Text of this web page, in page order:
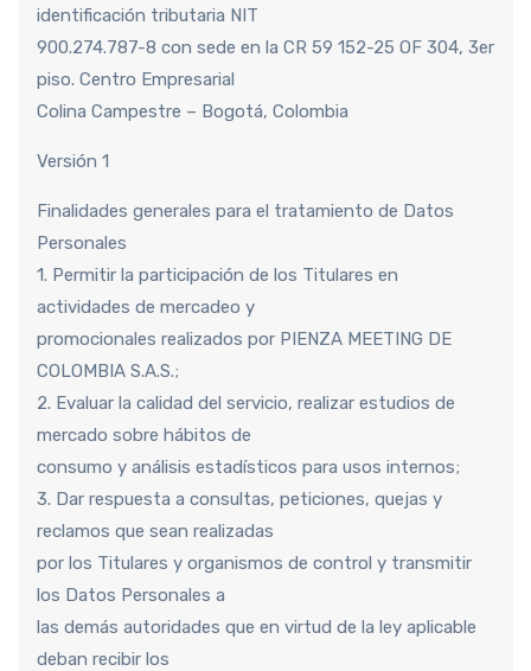
identificación tributaria NIT
900.274.787-8 con sede en la CR 59 152-25 OF 304, 3er
piso. Centro Empresarial
Colina Campestre – Bogotá, Colombia
Versión 1
Finalidades generales para el tratamiento de Datos
Personales
1. Permitir la participación de los Titulares en
actividades de mercadeo y
promocionales realizados por PIENZA MEETING DE
COLOMBIA S.A.S.;
2. Evaluar la calidad del servicio, realizar estudios de
mercado sobre hábitos de
consumo y análisis estadísticos para usos internos;
3. Dar respuesta a consultas, peticiones, quejas y
reclamos que sean realizadas
por los Titulares y organismos de control y transmitir
los Datos Personales a
las demás autoridades que en virtud de la ley aplicable
deban recibir los